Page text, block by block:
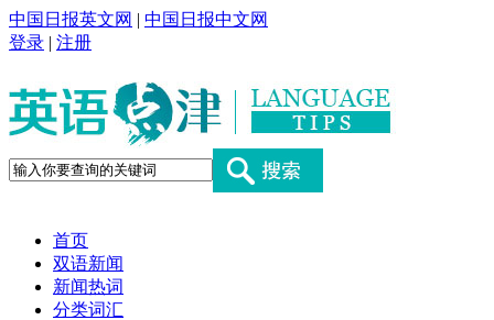
中国日报英文网 | 中国日报中文网
登录 | 注册
首页
双语新闻
新闻热词
分类词汇